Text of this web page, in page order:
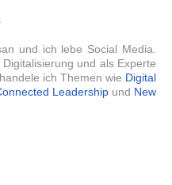
und ich lebe Social Media.
und als Experte
ich Themen wie Digital
Leadership und New